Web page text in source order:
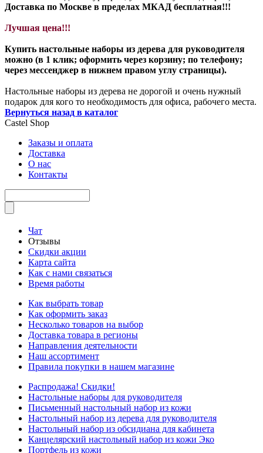
Доставка по Москве в пределах МКАД бесплатная!!!
Лучшая цена!!!
Купить настольные наборы из дерева для руководителя
можно (в 1 клик; оформить через корзину; по телефону;
через мессенджер в нижнем правом углу страницы).
Настольные наборы из дерева не дорогой и очень нужный
подарок для кого то необходимость для офиса, рабочего места.
Вернуться назад в каталог
Castel Shop
Заказы и оплата
Доставка
О нас
Контакты
Чат
Отзывы
Скидки акции
Карта сайта
Как с нами связаться
Время работы
Как выбрать товар
Как оформить заказ
Несколько товаров на выбор
Доставка товара в регионы
Направления деятельности
Наш ассортимент
Правила покупки в нашем магазине
Распродажа! Скидки!
Настольные наборы для руководителя
Письменный настольный набор из кожи
Настольный набор из дерева для руководителя
Настольный набор из обсидиана для кабинета
Канцелярский настольный набор из кожи Эко
Портфель из кожи